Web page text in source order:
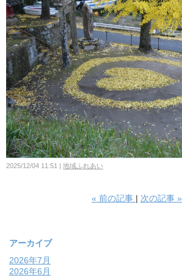
2025/12/04 11:51 地域ふれあい
« 前の記事 次の記事 »
アーカイブ
2026年7月
2026年6月